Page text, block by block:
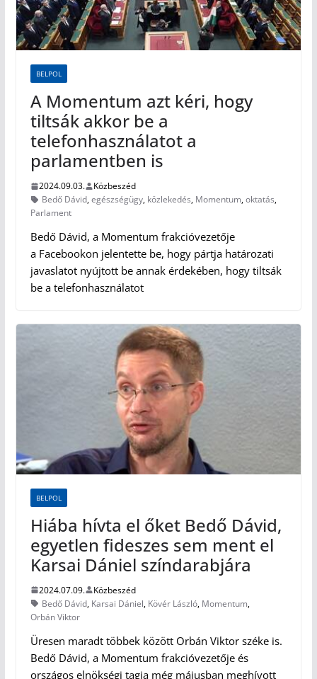
BELPOL
A Momentum azt kéri, hogy
tiltsák akkor be a
telefonhasználatot a
parlamentben is
2024.09.03.
Közbeszéd
Bedő Dávid,egészségügy, közlekedés, Momentum,oktatás,
Parlament
Bedő Dávid, a Momentum frakcióvezetője
a Facebookon jelentette be, hogy pártja határozati
javaslatot nyújtott be annak érdekében, hogy tiltsák
be a telefonhasználatot
BELPOL
Hiába hívta el őket Bedő Dávid,
egyetlen fideszes sem ment el
Karsai Dániel színdarabjára
2024.07.09.
Közbeszéd
Bedő Dávid, Karsai Dániel, Kövér László, Momentum,
Orbán Viktor
Üresen maradt többek között Orbán Viktor széke is.
Bedő Dávid, a Momentum frakcióvezetője és
országos elnökségi tagja még májusban meghívott